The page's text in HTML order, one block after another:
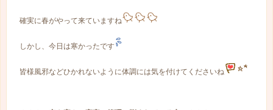
確実に春がやって来ていますね
しかし、今日は寒かったです
皆様風邪などひかれないように体調には気を付けてくださいね